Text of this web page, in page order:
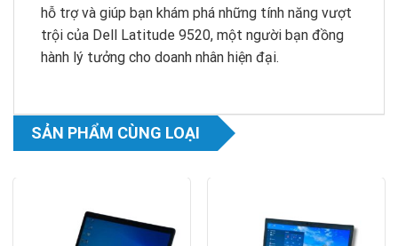
hỗ trợ và giúp bạn khám phá những tính năng vượt
trội của Dell Latitude 9520, một người bạn đồng
hành lý tưởng cho doanh nhân hiện đại.
SẢN PHẨM CÙNG LOẠI